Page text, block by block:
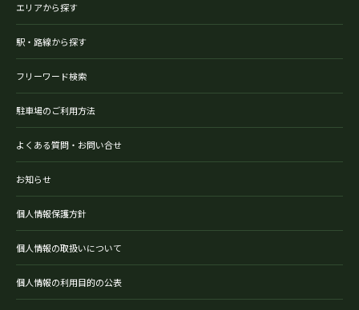
エリアから探す
駅・路線から探す
フリーワード検索
駐車場のご利用方法
よくある質問・お問い合せ
お知らせ
個人情報保護方針
個人情報の取扱いについて
個人情報の利用目的の公表